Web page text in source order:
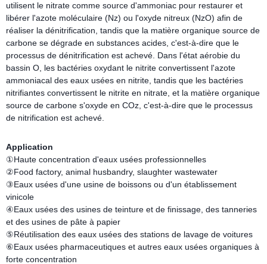
utilisent le nitrate comme source d'ammoniac pour restaurer et
libérer l'azote moléculaire (Nz) ou l'oxyde nitreux (NzO) afin de
réaliser la dénitrification, tandis que la matière organique source de
carbone se dégrade en substances acides, c'est-à-dire que le
processus de dénitrification est achevé. Dans l'état aérobie du
bassin O, les bactéries oxydant le nitrite convertissent l'azote
ammoniacal des eaux usées en nitrite, tandis que les bactéries
nitrifiantes convertissent le nitrite en nitrate, et la matière organique
source de carbone s'oxyde en COz, c'est-à-dire que le processus
de nitrification est achevé.
Application
①Haute concentration d'eaux usées professionnelles
②Food factory, animal husbandry, slaughter wastewater
③Eaux usées d'une usine de boissons ou d'un établissement
vinicole
④Eaux usées des usines de teinture et de finissage, des tanneries
et des usines de pâte à papier
⑤Réutilisation des eaux usées des stations de lavage de voitures
⑥Eaux usées pharmaceutiques et autres eaux usées organiques à
forte concentration